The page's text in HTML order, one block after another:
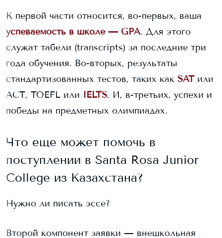
К первой части относится, во-первых, ваша
успеваемость в школе — GPA. Для этого
служат табели (transcripts) за последние три
года обучения. Во-вторых, результаты
стандартизованных тестов, таких как SAT или
ACT, TOEFL или IELTS. И, в-третьих, успехи и
победы на предметных олимпиадах.
Что еще может помочь в
поступлении в Santa Rosa Junior
College из Казахстана?
Нужно ли писать эссе?
Второй компонент заявки — внешкольная